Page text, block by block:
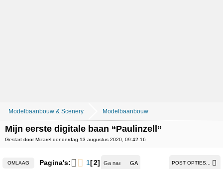
Modelbaanbouw & Scenery Modelbaanbouw
Mijn eerste digitale baan “Paulinzell”
Gestart door Mizarel donderdag 13 augustus 2020, 09:42:16
OMLAAG Pagina's: 1 2 POST OPTIES...